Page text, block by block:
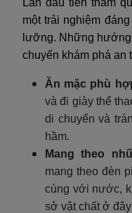
một trải nghiệm
lưỡng. Những
chuyến khám phá an
Ăn mặc phù
và đi giày thể
di chuyển và
hầm.
Mang theo
mang theo đèn
cùng với nước,
sở vật chất ở